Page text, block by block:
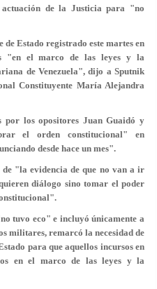
actuación de la Justicia para "no
Estado registrado este martes en
"en el marco de las leyes y la
de Venezuela", dijo a Sputnik
Constituyente María Alejandra
por los opositores Juan Guaidó y
el orden constitucional" en
desde hace un mes".
de "la evidencia de que no van a ir
diálogo sino tomar el poder
tuvo eco" e incluyó únicamente a
militares, remarcó la necesidad de
para que aquellos incursos en
en el marco de las leyes y la